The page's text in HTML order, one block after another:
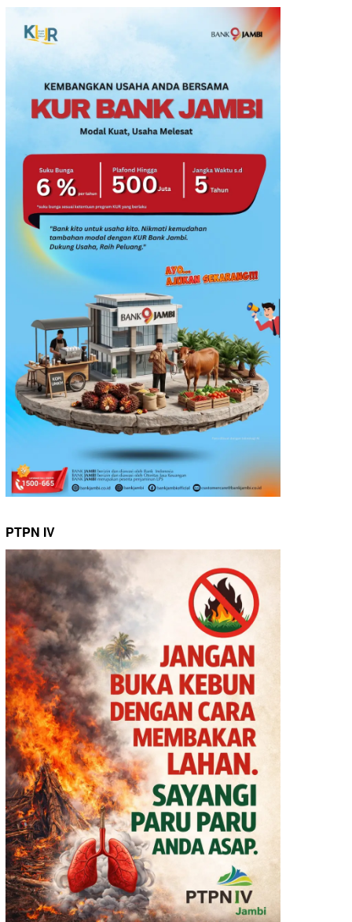
PTPN IV